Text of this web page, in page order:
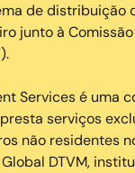
de distribuição
junto à
Services é uma
serviços
não residentes
DTVM,